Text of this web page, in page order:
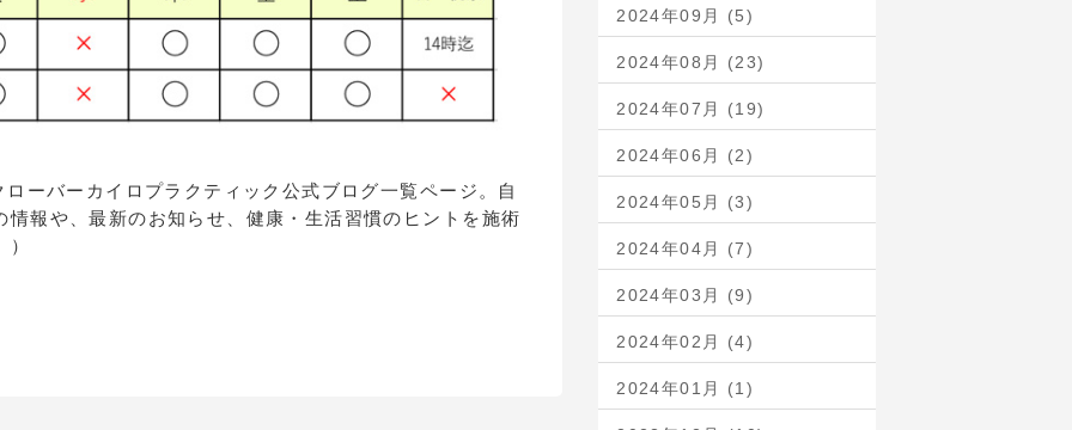
ーバーカイロプラクティック公式ブログ一覧ページ。自
報や、最新のお知らせ、健康・生活習慣のヒントを施術
2024年09月 (5)
2024年08月 (23)
2024年07月 (19)
2024年06月 (2)
2024年05月 (3)
2024年04月 (7)
2024年03月 (9)
2024年02月 (4)
2024年01月 (1)